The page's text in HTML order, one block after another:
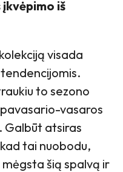
iš
visada
to sezono
vasaros
Galbūt atsiras
tai nuobodu,
šią spalvą ir